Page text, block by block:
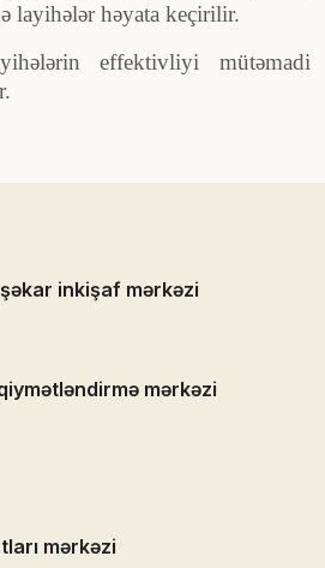
layihələr həyata keçirilir.
effektivliyi mütəmadi
inkişaf mərkəzi
mərkəzi
mərkəzi